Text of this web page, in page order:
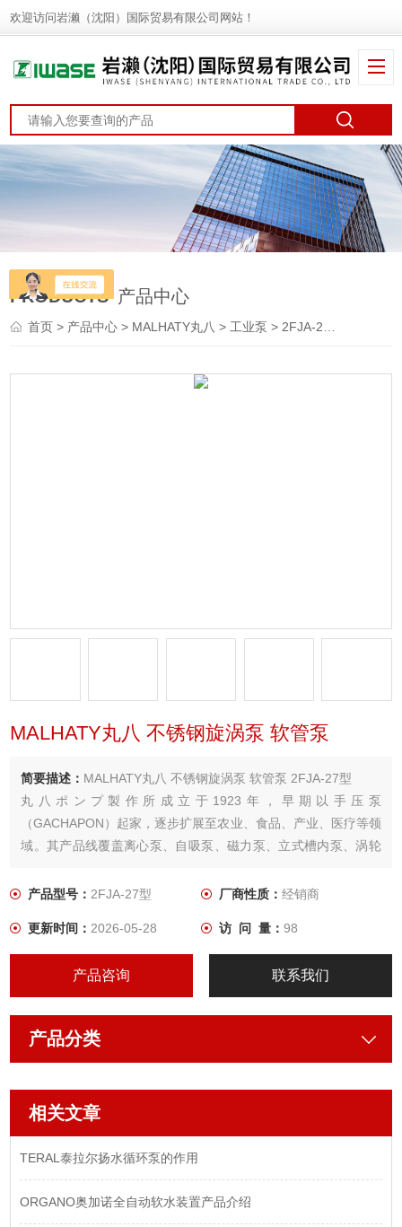
欢迎访问岩濑（沈阳）国际贸易有限公司网站！
PRODUCTS 产品中心
首页> 产品中心 > MALHATY丸八 >工业泵 > 2FJA-27型MALHATY丸八 不锈钢旋涡泵 软管泵
MALHATY丸八 不锈钢旋涡泵 软管泵
简要描述： MALHATY丸八 不锈钢旋涡泵 软管泵 2FJA-27型
丸八ポンプ製作所成立于1923年，早期以手压泵
（GACHAPON）起家，逐步扩展至农业、食品、产业、医疗等领
域。其产品线覆盖离心泵、自吸泵、磁力泵、立式槽内泵、涡轮
面处理/电镀、化工、电子半导体、环保水处理、制药等对流体输
产品型号：2FJA-27型 厂商性质： 经销商
更新时间：2026-05-28 访 问 量： 98
产品咨询 联系我们
产品分类
相关文章
TERAL泰拉尔扬水循环泵的作用
ORGANO奥加诺全自动软水装置产品介绍